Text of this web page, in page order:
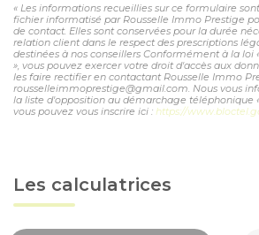
« Les informations recueillies sur ce formulaire
fichier informatisé par Rousselle Immo Prestige
de contact. Elles sont conservées pour la durée
relation client dans le respect des prescriptions
destinées à nos conseillers Conformément à la
», vous pouvez exercer votre droit d'accès aux
les faire rectifier en contactant Rousselle Immo
rousselleimmoprestige@gmail.com. Nous vous
la liste d'opposition au démarchage téléphonique
vous pouvez vous inscrire ici : https://
Les calculatrices